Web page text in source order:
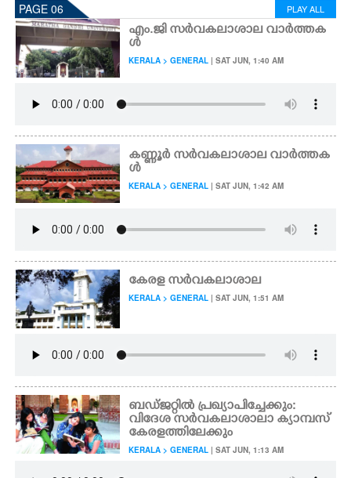
PAGE 06 PLAY ALL
എം.ജി സർവകലാശാല വാർത്തക
ൾ
KERALA > GENERAL | SAT JUN, 1:40 AM
കണ്ണൂർ സർവകലാശാല വാർത്തക
ൾ
KERALA > GENERAL | SAT JUN, 1:42 AM
കേരള സർവകലാശാല
KERALA > GENERAL | SAT JUN, 1:51 AM
ബഡ്ജറ്റിൽ പ്രഖ്യാപിച്ചേക്കും:
വിദേശ സർവകലാശാലാ ക്യാമ്പസ്
കേരളത്തിലേക്കും
KERALA > GENERAL | SAT JUN, 1:13 AM